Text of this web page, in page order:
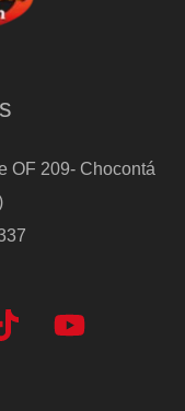
OF 209- Chocontá